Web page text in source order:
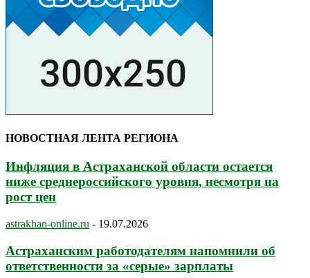
НОВОСТНАЯ ЛЕНТА РЕГИОНА
Инфляция в Астраханской области остается
ниже среднероссийского уровня, несмотря на
рост цен
astrakhan-online.ru - 19.07.2026
Астраханским работодателям напомнили об
ответственности за «серые» зарплаты